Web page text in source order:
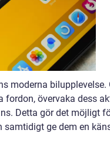
moderna bilupplevelse.
fordon, övervaka dess
Detta gör det möjligt
ge dem en